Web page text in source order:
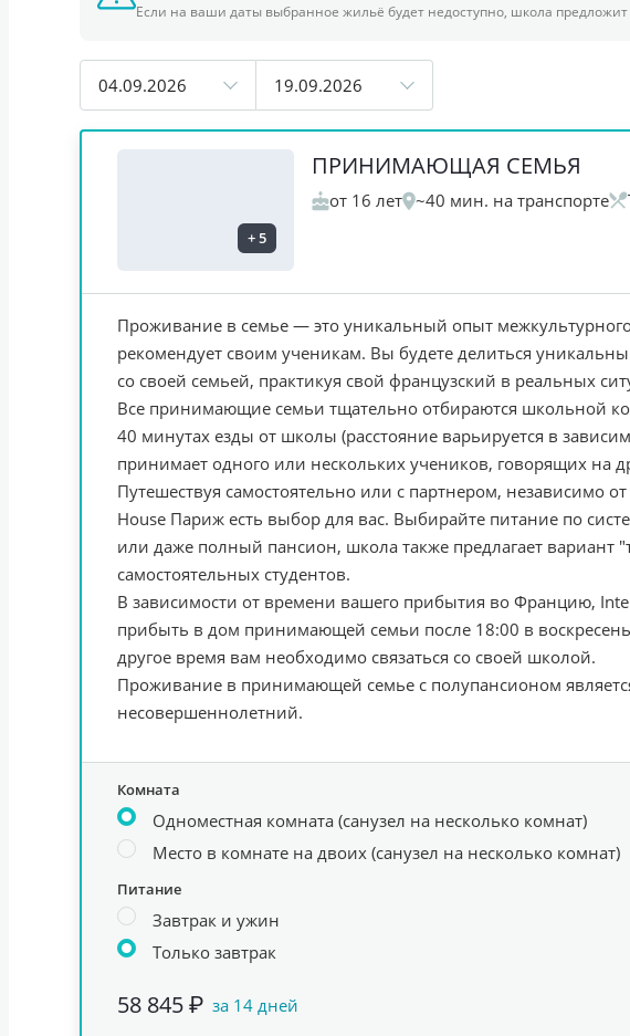
Если на ваши даты выбранное жильё будет недоступно, школа
04.09.2026 19.09.2026
+5
ПРИНИМАЮЩАЯ СЕМЬЯ
от 16 лет ~40 мин. на транспорте
Проживание в семье — это уникальный опыт
рекомендует своим ученикам. Вы будете делиться
со своей семьей, практикуя свой французский в реальных
Все принимающие семьи тщательно отбираются школьной
40 минутах езды от школы (расстояние варьируется в
принимает одного или нескольких учеников, говорящих на
Путешествуя самостоятельно или с партнером, независимо
House Париж есть выбор для вас. Выбирайте питание по
или даже полный пансион, школа также предлагает вариант
самостоятельных студентов.
В зависимости от времени вашего прибытия во Францию,
прибыть в дом принимающей семьи после 18:00 в
другое время вам необходимо связаться со своей школой.
Проживание в принимающей семье с полупансионом
несовершеннолетний.
Комната
Одноместная комната (санузел на несколько комнат)
Место в комнате на двоих (санузел на несколько комнат)
Питание
Завтрак и ужин
Только завтрак
58 845 ₽ за 14 дней